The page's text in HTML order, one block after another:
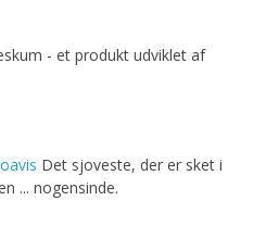
- et produkt udviklet af
Det sjoveste, der er sket i
... nogensinde.